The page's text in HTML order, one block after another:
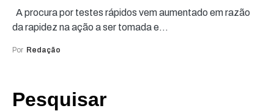
A procura por testes rápidos vem aumentado em razão
da rapidez na ação a ser tomada e…
Por Redação
Pesquisar